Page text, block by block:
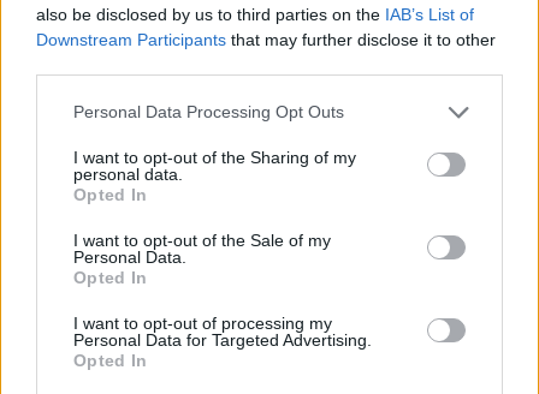
also be disclosed by us to third parties on the IAB’s List of
Downstream Participants that may further disclose it to other
Personal Data Processing Opt Outs
I want to opt-out of the Sharing of my
personal data.
Opted In
I want to opt-out of the Sale of my
Personal Data.
Opted In
I want to opt-out of processing my
Personal Data for Targeted Advertising.
Opted In